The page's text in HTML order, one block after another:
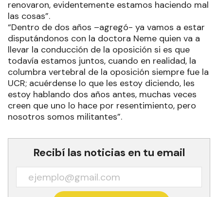
renovaron, evidentemente estamos haciendo mal
las cosas”.
“Dentro de dos años –agregó- ya vamos a estar
disputándonos con la doctora Neme quien va a
llevar la conducción de la oposición si es que
todavía estamos juntos, cuando en realidad, la
columbra vertebral de la oposición siempre fue la
UCR; acuérdense lo que les estoy diciendo, les
estoy hablando dos años antes, muchas veces
creen que uno lo hace por resentimiento, pero
nosotros somos militantes”.
Recibí las noticias en tu email